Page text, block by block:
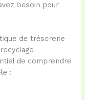
besoin pour
de trésorerie
de comprendre
: